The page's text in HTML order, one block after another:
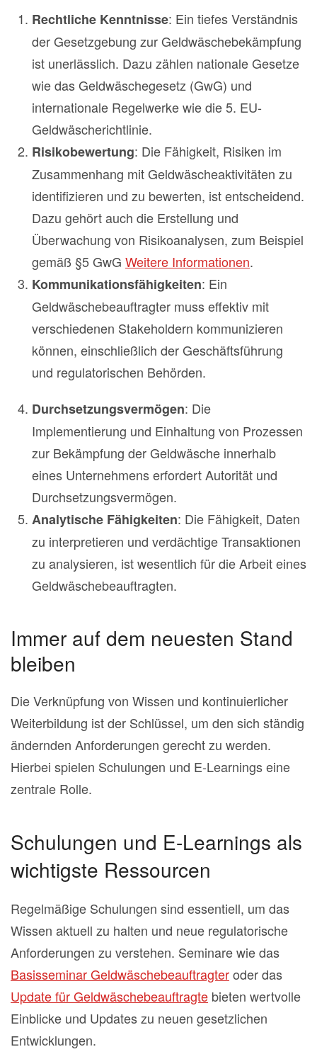
Rechtliche Kenntnisse: Ein tiefes Verständnis
der Gesetzgebung zur Geldwäschebekämpfung
ist unerlässlich. Dazu zählen nationale Gesetze
wie das Geldwäschegesetz (GwG) und
internationale Regelwerke wie die 5. EU-
Geldwäscherichtlinie.
Risikobewertung: Die Fähigkeit, Risiken im
Zusammenhang mit Geldwäscheaktivitäten zu
identifizieren und zu bewerten, ist entscheidend.
Dazu gehört auch die Erstellung und
Überwachung von Risikoanalysen, zum Beispiel
gemäß §5 GwG Weitere Informationen.
Kommunikationsfähigkeiten: Ein
Geldwäschebeauftragter muss effektiv mit
verschiedenen Stakeholdern kommunizieren
können, einschließlich der Geschäftsführung
und regulatorischen Behörden.
Durchsetzungsvermögen: Die
Implementierung und Einhaltung von Prozessen
zur Bekämpfung der Geldwäsche innerhalb
eines Unternehmens erfordert Autorität und
Durchsetzungsvermögen.
Analytische Fähigkeiten: Die Fähigkeit, Daten
zu interpretieren und verdächtige Transaktionen
zu analysieren, ist wesentlich für die Arbeit eines
Geldwäschebeauftragten.
Immer auf dem neuesten Stand
bleiben
Die Verknüpfung von Wissen und kontinuierlicher
Weiterbildung ist der Schlüssel, um den sich ständig
ändernden Anforderungen gerecht zu werden.
Hierbei spielen Schulungen und E-Learnings eine
zentrale Rolle.
Schulungen und E-Learnings als
wichtigste Ressourcen
Regelmäßige Schulungen sind essentiell, um das
Wissen aktuell zu halten und neue regulatorische
Anforderungen zu verstehen. Seminare wie das
Basisseminar Geldwäschebeauftragteroder das
Update für Geldwäschebeauftragte bieten wertvolle
Einblicke und Updates zu neuen gesetzlichen
Entwicklungen.